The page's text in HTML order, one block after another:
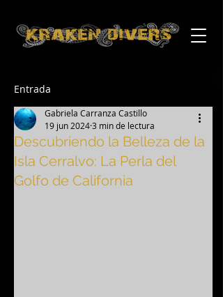
Entrada
Descubriendo la Belleza de la
Isla Cerralvo: La Perla del
Golfo de California
Gabriela Carranza Castillo
19 jun 20243 min de lectura